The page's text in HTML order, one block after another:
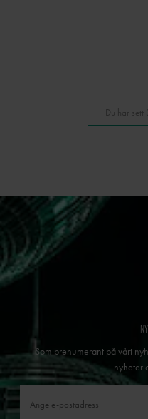
Du har sett
Som prenumerant på vårt
nyheter